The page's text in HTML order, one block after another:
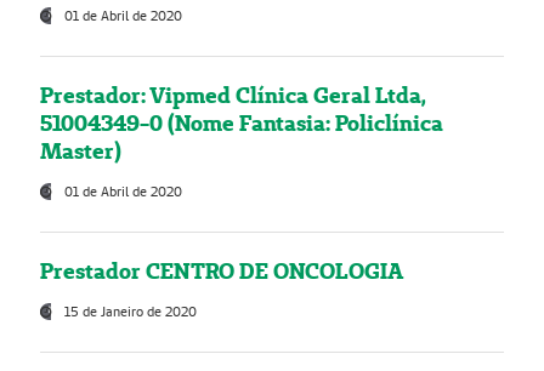
01 de Abril de 2020
Prestador: Vipmed Clínica Geral Ltda,
51004349-0 (Nome Fantasia: Policlínica
Master)
01 de Abril de 2020
Prestador CENTRO DE ONCOLOGIA
15 de Janeiro de 2020